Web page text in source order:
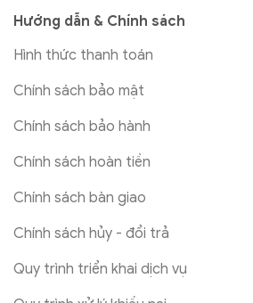
Hướng dẫn & Chính sách
Hình thức thanh toán
Chính sách bảo mật
Chính sách bảo hành
Chính sách hoàn tiền
Chính sách bàn giao
Chính sách hủy - đổi trả
Quy trình triển khai dịch vụ